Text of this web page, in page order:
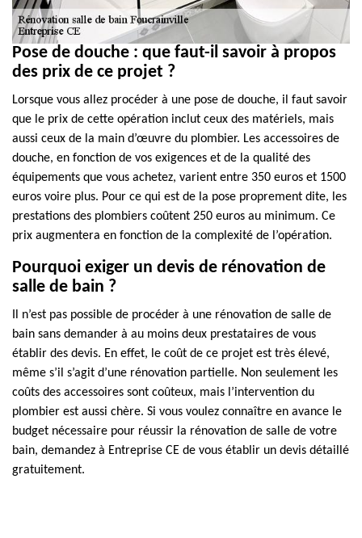
Pose de douche : que faut-il savoir à propos
des prix de ce projet ?
Lorsque vous allez procéder à une pose de douche, il faut savoir
que le prix de cette opération inclut ceux des matériels, mais
aussi ceux de la main d’œuvre du plombier. Les accessoires de
douche, en fonction de vos exigences et de la qualité des
équipements que vous achetez, varient entre 350 euros et 1500
euros voire plus. Pour ce qui est de la pose proprement dite, les
prestations des plombiers coûtent 250 euros au minimum. Ce
prix augmentera en fonction de la complexité de l’opération.
Pourquoi exiger un devis de rénovation de
salle de bain ?
Il n’est pas possible de procéder à une rénovation de salle de
bain sans demander à au moins deux prestataires de vous
établir des devis. En effet, le coût de ce projet est très élevé,
même s’il s’agit d’une rénovation partielle. Non seulement les
coûts des accessoires sont coûteux, mais l’intervention du
plombier est aussi chère. Si vous voulez connaître en avance le
budget nécessaire pour réussir la rénovation de salle de votre
bain, demandez à Entreprise CE de vous établir un devis détaillé
gratuitement.